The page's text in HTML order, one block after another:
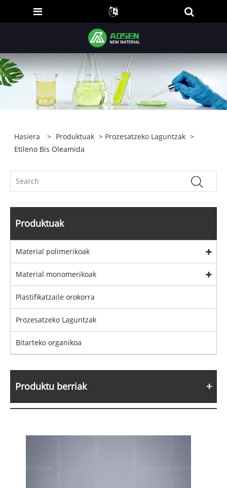
Hasiera > Produktuak > Prozesatzeko Laguntzak >
Etileno Bis Oleamida
Produktuak
Material polimerikoak
Material monomerikoak
Plastifikatzaile orokorra
Prozesatzeko Laguntzak
Bitarteko organikoa
Produktu berriak